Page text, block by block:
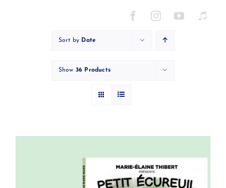
Sort by Date
Show 36 Products